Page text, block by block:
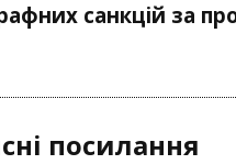
санкцій за
посилання